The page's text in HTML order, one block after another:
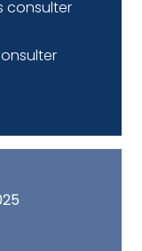
consulter